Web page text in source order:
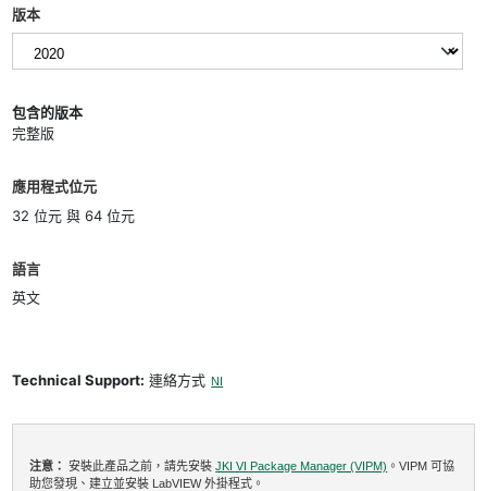
版本
包含的版本
完整版
應用程式位元
32 位元 與 64 位元
語言
英文
Technical Support: 連絡方式 NI
注意：安裝此產品之前，請先安裝JKI VI Package Manager (VIPM) 。VIPM 可協
助您發現、建立並安裝 LabVIEW 外掛程式。